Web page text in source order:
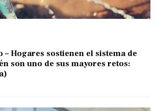
– Hogares sostienen el sistema de
son uno de sus mayores retos: